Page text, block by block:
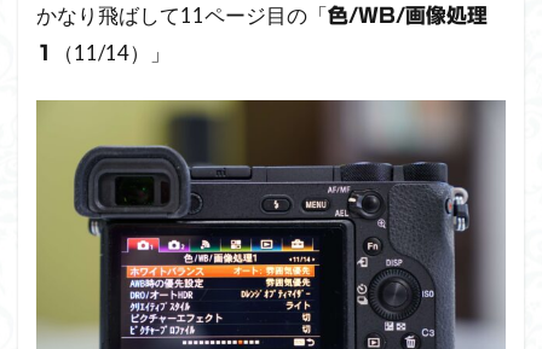
かなり飛ばして11ページ目の「色/WB/画像処理
1
（11/14）」